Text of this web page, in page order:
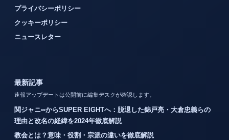
プライバシーポリシー
クッキーポリシー
ニュースレター
最新記事
速報アップデートは公開前に編集デスクが確認します。
関ジャニ∞からSUPER EIGHTへ：脱退した錦戸亮・大倉忠義らの
理由と改名の経緯を2024年徹底解説
教会とは？意味・役割・宗派の違いを徹底解説